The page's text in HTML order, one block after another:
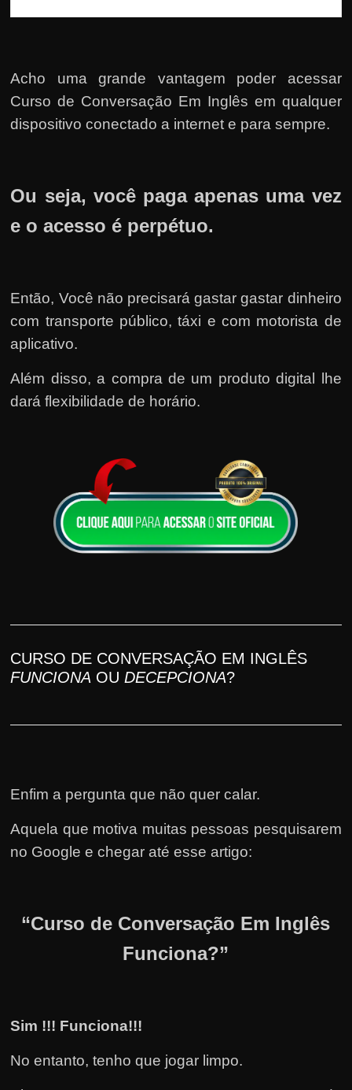
Acho uma grande vantagem poder acessar
Curso de Conversação Em Inglês em qualquer
dispositivo conectado a internet e para sempre.
Ou seja, você paga apenas uma vez
e o acesso é perpétuo.
Então, Você não precisará gastar gastar dinheiro
com transporte público, táxi e com motorista de
aplicativo.
Além disso, a compra de um produto digital lhe
dará flexibilidade de horário.
CURSO DE CONVERSAÇÃO EM INGLÊS
FUNCIONA OUDECEPCIONA?
Enfim a pergunta que não quer calar.
Aquela que motiva muitas pessoas pesquisarem
no Google e chegar até esse artigo:
“Curso de Conversação Em Inglês
Funciona?”
Sim !!! Funciona!!!
No entanto, tenho que jogar limpo.